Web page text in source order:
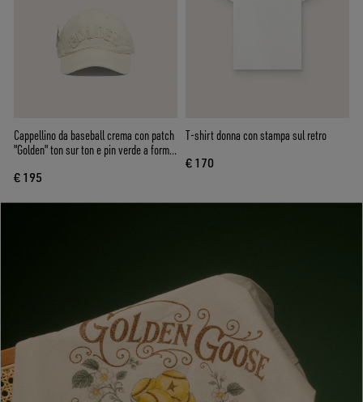
Cappellino da baseball crema con patch
"Golden" ton sur ton e pin verde a forma
€ 195
T-shirt donna con stampa sul retro
€ 170